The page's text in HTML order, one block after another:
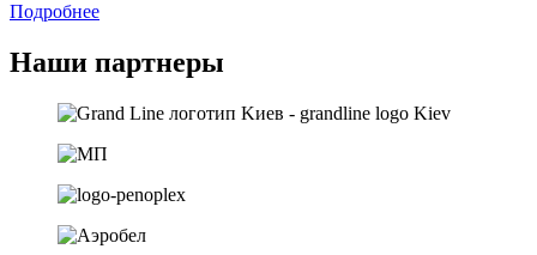
Подробнее
Наши партнеры